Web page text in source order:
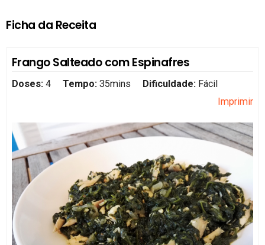
Ficha da Receita
Frango Salteado com Espinafres
Doses: 4 Tempo: 35mins Dificuldade: Fácil
Imprimir